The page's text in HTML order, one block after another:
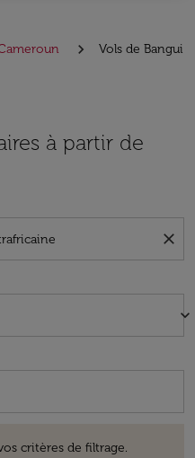
Vols de Bangui
à partir de
close
keyboard_arrow_down
critères de filtrage.